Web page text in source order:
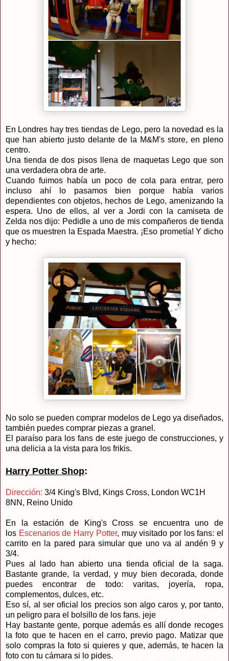
En Londres hay tres tiendas de Lego, pero la novedad es la
que han abierto justo delante de la M&M's store, en pleno
centro.
Una tienda de dos pisos llena de maquetas Lego que son
una verdadera obra de arte.
Cuando fuimos había un poco de cola para entrar, pero
incluso ahí lo pasamos bien porque había varios
dependientes con objetos, hechos de Lego, amenizando la
espera. Uno de ellos, al ver a Jordi con la camiseta de
Zelda nos dijo: Pedidle a uno de mis compañeros de tienda
que os muestren la Espada Maestra. ¡Eso prometía! Y dicho
y hecho:
No solo se pueden comprar modelos de Lego ya diseñados,
también puedes comprar piezas a granel.
El paraíso para los fans de este juego de construcciones, y
una delicia a la vista para los frikis.
Harry Potter Shop:
Dirección: 3/4 King's Blvd, Kings Cross, London WC1H
8NN, Reino Unido
En la estación de King's Cross se encuentra uno de
los Escenarios de Harry Potter, muy visitado por los fans: el
carrito en la pared para simular que uno va al andén 9 y
3/4.
Pues al lado han abierto una tienda oficial de la saga.
Bastante grande, la verdad, y muy bien decorada, donde
puedes encontrar de todo: varitas, joyería, ropa,
complementos, dulces, etc.
Eso sí, al ser oficial los precios son algo caros y, por tanto,
un peligro para el bolsillo de los fans. jeje
Hay bastante gente, porque además es allí donde recoges
la foto que te hacen en el carro, previo pago. Matizar que
solo compras la foto si quieres y que, además, te hacen la
foto con tu cámara si lo pides.